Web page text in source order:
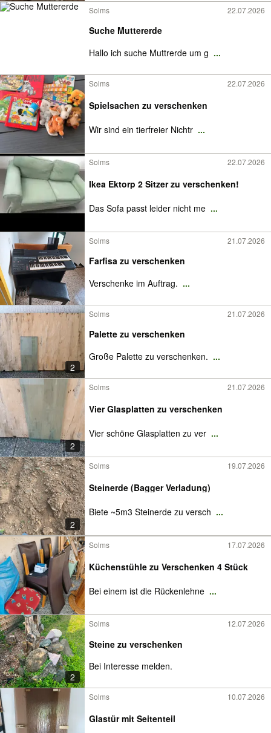
Solms 22.07.2026
Suche Muttererde
Hallo ich suche Muttrerde um g ...
Solms 22.07.2026
Spielsachen zu verschenken
Wir sind ein tierfreier Nichtr ...
Solms 22.07.2026
Ikea Ektorp 2 Sitzer zu verschenken!
Das Sofa passt leider nicht me ...
Solms 21.07.2026
Farfisa zu verschenken
Verschenke im Auftrag. ...
2
Solms 21.07.2026
Palette zu verschenken
Große Palette zu verschenken. ...
2
Solms 21.07.2026
Vier Glasplatten zu verschenken
Vier schöne Glasplatten zu ver ...
2
Solms 19.07.2026
Steinerde (Bagger Verladung)
Biete ~5m3 Steinerde zu versch ...
Solms 17.07.2026
Küchenstühle zu Verschenken 4 Stück
Bei einem ist die Rückenlehne ...
2
Solms 12.07.2026
Steine zu verschenken
Bei Interesse melden.
Solms 10.07.2026
Glastür mit Seitenteil